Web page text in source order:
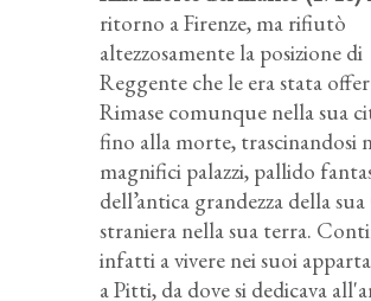
ritorno a Firenze, ma rifiutò
altezzosamente la posizione di
Reggente che le era stata
Rimase comunque nella sua
fino alla morte, trascinandosi
magnifici palazzi, pallido
dell’antica grandezza della sua
straniera nella sua terra.
infatti a vivere nei suoi
a Pitti, da dove si dedicava